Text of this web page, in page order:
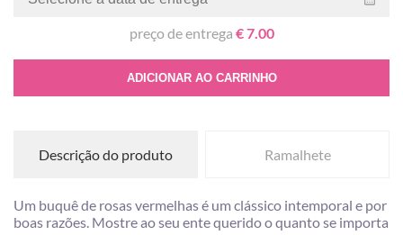
preço de entrega € 7.00
ADICIONAR AO CARRINHO
Descrição do produto Ramalhete
Um buquê de rosas vermelhas é um clássico intemporal e por
boas razões. Mostre ao seu ente querido o quanto se importa